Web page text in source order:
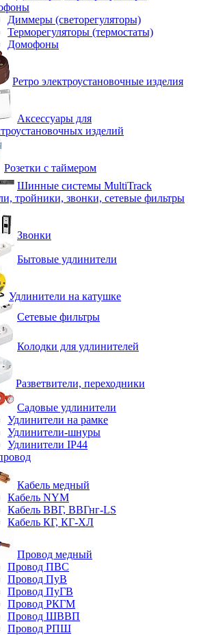
Диммеры (светорегуляторы)
Терморегуляторы (термостаты)
Домофоны
Ретро электроустановочные изделия
Аксессуары для
изделий
Розетки с таймером
Шинные системы MultiTrack
тройники, звонки, сетевые фильтры
Звонки
Бытовые удлинители
Удлинители на катушке
Сетевые фильтры
Колодки для удлинителей
Разветвители, переходники
Садовые удлинители
Удлинители на рамке
Удлинители-шнуры
Удлинители IP44
Кабель медный
Кабель NYM
Кабель ВВГ, ВВГнг-LS
Кабель КГ, КГ-ХЛ
Провод медный
Провод ПВС
Провод ПуВ
Провод ПуГВ
Провод РКГМ
Провод ШВВП
Провод РПШ